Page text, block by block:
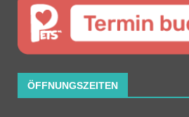
ÖFFNUNGSZEITEN